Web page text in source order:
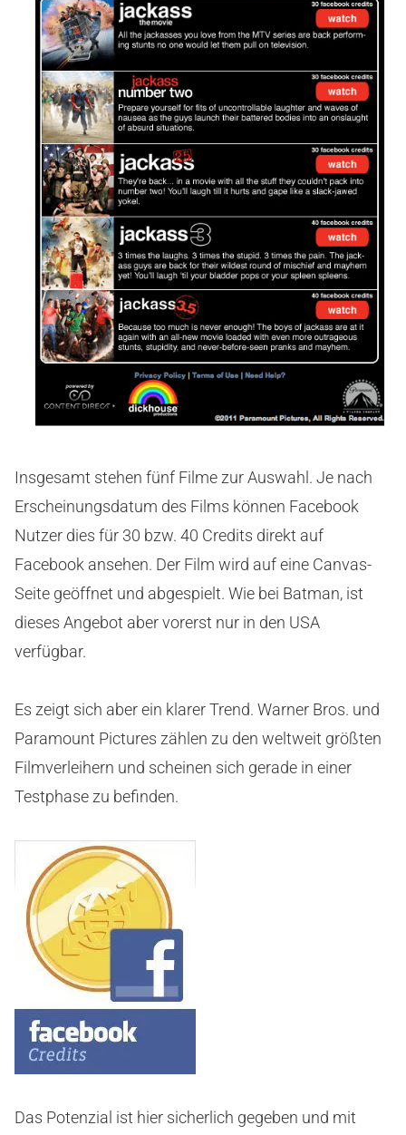
Insgesamt stehen fünf Filme zur Auswahl. Je nach
Erscheinungsdatum des Films können Facebook
Nutzer dies für 30 bzw. 40 Credits direkt auf
Facebook ansehen. Der Film wird auf eine Canvas-
Seite geöffnet und abgespielt. Wie bei Batman, ist
dieses Angebot aber vorerst nur in den USA
verfügbar.
Es zeigt sich aber ein klarer Trend. Warner Bros. und
Paramount Pictures zählen zu den weltweit größten
Filmverleihern und scheinen sich gerade in einer
Testphase zu befinden.
Das Potenzial ist hier sicherlich gegeben und mit